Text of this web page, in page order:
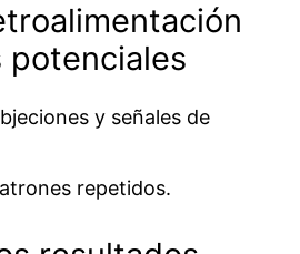
potenciales
y señales de
repetidos.